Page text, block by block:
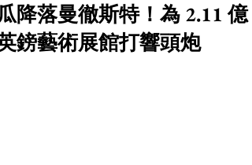
降落曼徹斯特！為 2.11 億
鎊藝術展館打響頭炮